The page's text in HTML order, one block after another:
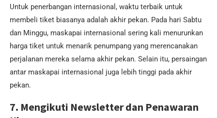
Untuk penerbangan internasional, waktu terbaik untuk
membeli tiket biasanya adalah akhir pekan. Pada hari Sabtu
dan Minggu, maskapai internasional sering kali menurunkan
harga tiket untuk menarik penumpang yang merencanakan
perjalanan mereka selama akhir pekan. Selain itu, persaingan
antar maskapai internasional juga lebih tinggi pada akhir
pekan.
7. Mengikuti Newsletter dan Penawaran